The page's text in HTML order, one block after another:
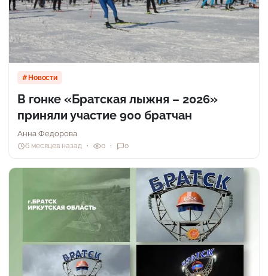
Новости
В гонке «Братская лыжня – 2026»
приняли участие 900 братчан
Анна Федорова
6 месяцев назад 0 0